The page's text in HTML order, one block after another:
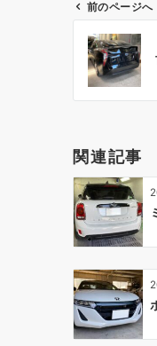
ビ
シ
ョ
ン
前のページへ
関連記事